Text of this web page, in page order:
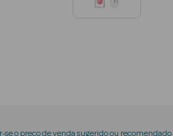
se o preço de venda sugerido ou